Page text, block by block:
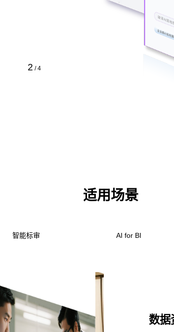
3 /4
适用场景
智能标审 AI for BI
数据